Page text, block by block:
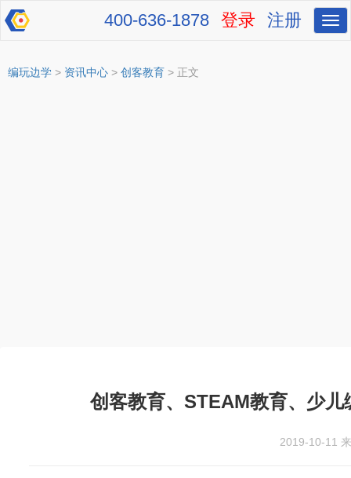
切
换
注册
登录
400-636-1878
编玩边学 > 资讯中心 > 创客教育 > 正文
创客教育、STEAM教育、少
2019-10-11